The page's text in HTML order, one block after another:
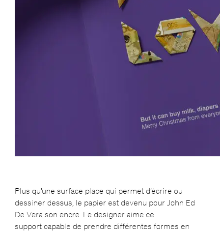
Plus qu’une surface place qui permet d’écrire ou
dessiner dessus, le papier est devenu pour John Ed
De Vera son encre. Le designer aime ce
support capable de prendre différentes formes en